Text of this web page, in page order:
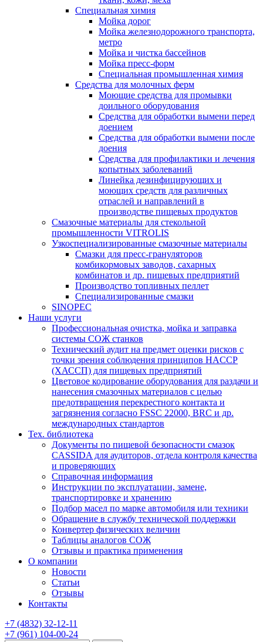
Специальная химия
Мойка дорог
Мойка железнодорожного транспорта,
метро
Мойка и чистка бассейнов
Мойка пресс-форм
Специальная промышленная химия
Средства для молочных ферм
Моющие средства для промывки
доильного оборудования
Средства для обработки вымени перед
доением
Средства для обработки вымени после
доения
Средства для профилактики и лечения
копытных заболеваний
Линейка дезинфицирующих и
моющих средств для различных
отраслей и направлений в
производстве пищевых продуктов
Смазочные материалы для стекольной
промышленности VITROLIS
Узкоспециализированные смазочные материалы
Смазки для пресс-грануляторов
комбикормовых заводов, сахарных
комбинатов и др. пищевых предприятий
Производство топливных пеллет
Специализированные смазки
SINOPEC
Наши услуги
Профессиональная очистка, мойка и заправка
системы СОЖ станков
Технический аудит на предмет оценки рисков с
точки зрения соблюдения принципов HACCP
(ХАССП) для пищевых предприятий
Цветовое кодирование оборудования для раздачи и
нанесения смазочных материалов с целью
предотвращения перекрестного контакта и
загрязнения согласно FSSC 22000, BRC и др.
международных стандартов
Тех. библиотека
Документы по пищевой безопасности смазок
CASSIDA для аудиторов, отдела контроля качества
и проверяющих
Справочная информация
Инструкции по эксплуатации, замене,
транспортировке и хранению
Подбор масел по марке автомобиля или техники
Обращение в службу технической поддержки
Конвертер физических величин
Таблицы аналогов СОЖ
Отзывы и практика применения
О компании
Новости
Статьи
Отзывы
Контакты
+7 (4832) 32-12-11
+7 (961) 104-00-24